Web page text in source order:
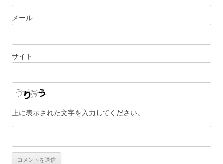
メール
サイト
上に表示された文字を入力してください。